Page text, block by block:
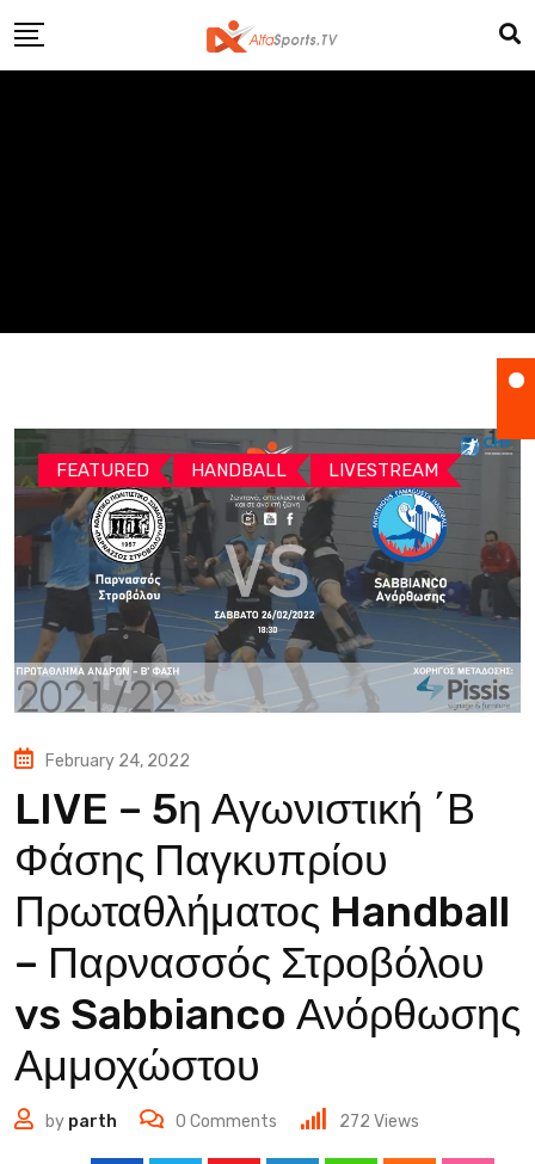
to
FEATURED HANDBALL LIVESTREAM
February 24, 2022
LIVE – 5η Αγωνιστική ΄Β
Φάσης Παγκυπρίου
Πρωταθλήματος Handball
– Παρνασσός Στροβόλου
vs Sabbianco Ανόρθωσης
Αμμοχώστου
by parth 0 Comments 272 Views